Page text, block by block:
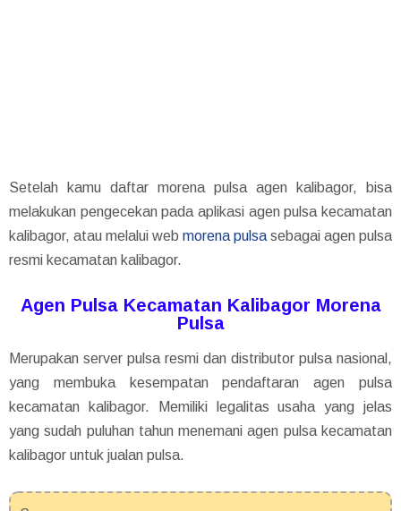
Setelah kamu daftar morena pulsa agen kalibagor, bisa
melakukan pengecekan pada aplikasi agen pulsa kecamatan
kalibagor, atau melalui web morena pulsa sebagai agen pulsa
resmi kecamatan kalibagor.
Agen Pulsa Kecamatan Kalibagor Morena
Pulsa
Merupakan server pulsa resmi dan distributor pulsa nasional,
yang membuka kesempatan pendaftaran agen pulsa
kecamatan kalibagor. Memiliki legalitas usaha yang jelas
yang sudah puluhan tahun menemani agen pulsa kecamatan
kalibagor untuk jualan pulsa.